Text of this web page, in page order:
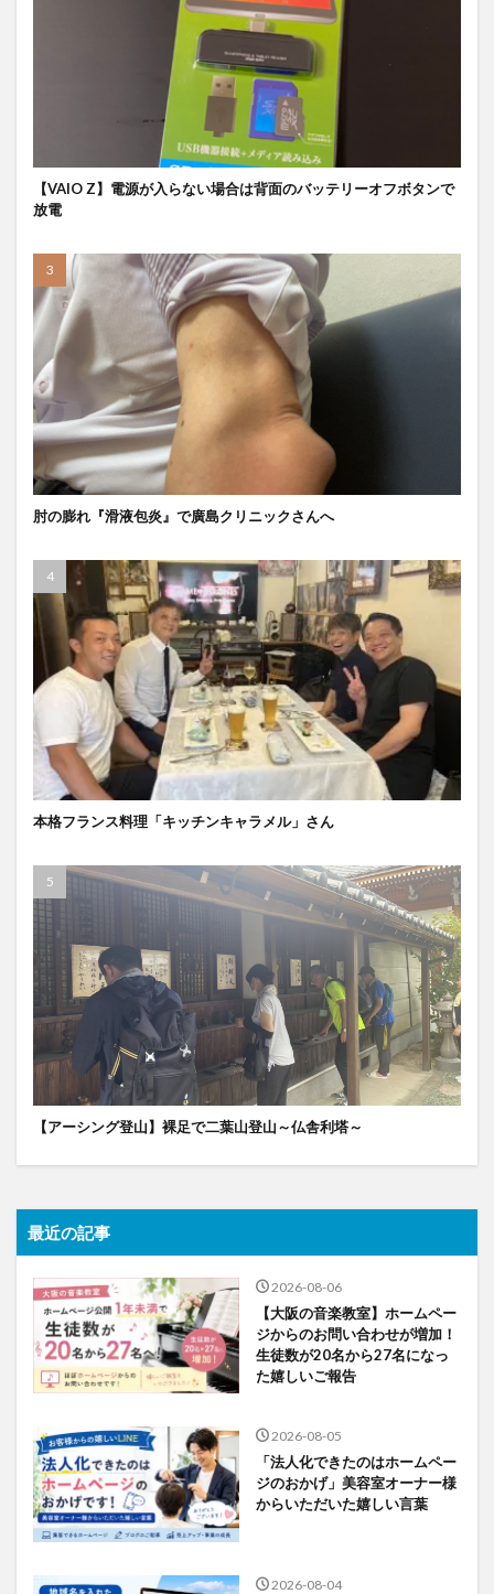
【VAIO Z】電源が入らない場合は背面のバッテリーオフボタンで
放電
肘の膨れ『滑液包炎』で廣島クリニックさんへ
本格フランス料理「キッチンキャラメル」さん
【アーシング登山】裸足で二葉山登山～仏舎利塔～
最近の記事
2026-08-06
【大阪の音楽教室】ホームペー
ジからのお問い合わせが増加！
生徒数が20名から27名になっ
た嬉しいご報告
2026-08-05
「法人化できたのはホームペー
ジのおかげ」美容室オーナー様
からいただいた嬉しい言葉
2026-08-04